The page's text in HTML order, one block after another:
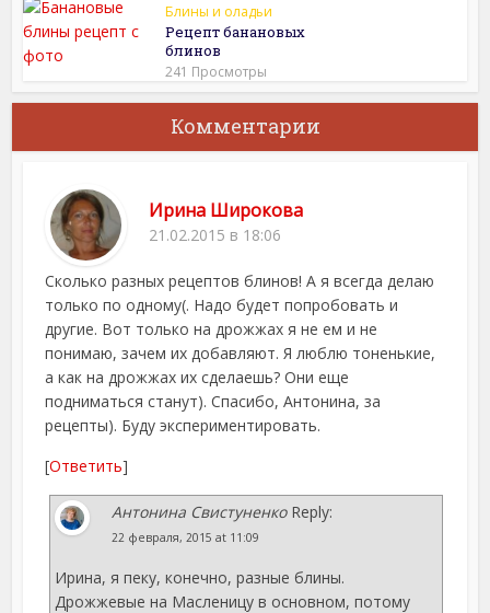
Блины и оладьи
Рецепт банановых
блинов
241 Просмотры
Комментарии
Ирина Широкова
21.02.2015 в 18:06
Сколько разных рецептов блинов! А я всегда делаю
только по одному(. Надо будет попробовать и
другие. Вот только на дрожжах я не ем и не
понимаю, зачем их добавляют. Я люблю тоненькие,
а как на дрожжах их сделаешь? Они еще
подниматься станут). Спасибо, Антонина, за
рецепты). Буду экспериментировать.
[Ответить]
Антонина СвистуненкоReply:
22 февраля, 2015 at 11:09
Ирина, я пеку, конечно, разные блины.
Дрожжевые на Масленицу в основном, потому